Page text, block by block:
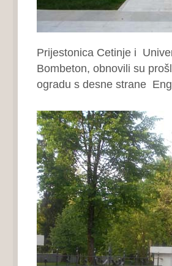
Prijestonica Cetinje i
Bombeton, obnovili su
ogradu s desne strane